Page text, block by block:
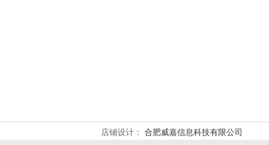
店铺设计： 合肥威嘉信息科技有限公司